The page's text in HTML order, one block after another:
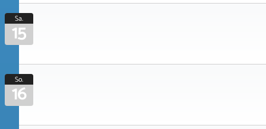
Sa.
15
So.
16